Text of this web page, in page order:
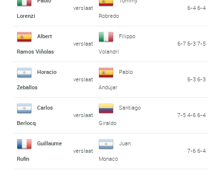
Lorenzi
verslaat
Robredo
6-4 6-4
Albert
Ramos Viñolas
verslaat
Filippo
Volandri
6-7 6-3 7-5
Horacio
Zeballos
verslaat
Pablo
Andújar
6-3 6-3
Carlos
Berlocq
verslaat
Santiago
Giraldo
7-5 4-6 6-4
Guillaume
Rufin
verslaat
Juan
Monaco
7-6 6-4